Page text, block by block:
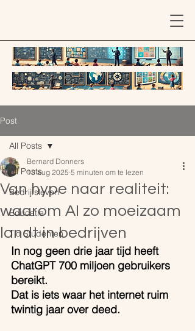
Post
All Posts
Bedrijfsleven
Educatie
Tio Studenten
All Posts
Van hype naar realiteit:
waarom AI zo moeizaam
landt in bedrijven
Bernard Donners
13 aug 2025 5 minuten om te lezen
In nog geen drie jaar tijd heeft
ChatGPT 700 miljoen gebruikers
bereikt.
Dat is iets waar het internet ruim
twintig jaar over deed.